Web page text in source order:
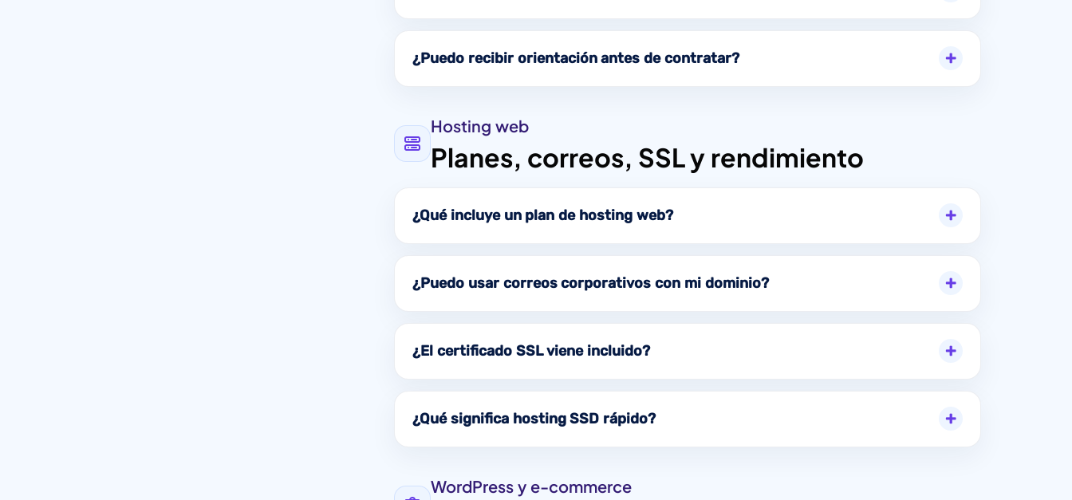
¿Puedo recibir orientación antes de contratar?
Hosting web
Planes, correos, SSL y rendimiento
¿Qué incluye un plan de hosting web?
¿Puedo usar correos corporativos con mi dominio?
¿El certificado SSL viene incluido?
¿Qué significa hosting SSD rápido?
WordPress y e-commerce